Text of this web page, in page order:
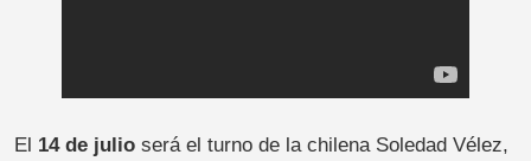
El 14 de julio será el turno de la chilena Soledad Vélez,